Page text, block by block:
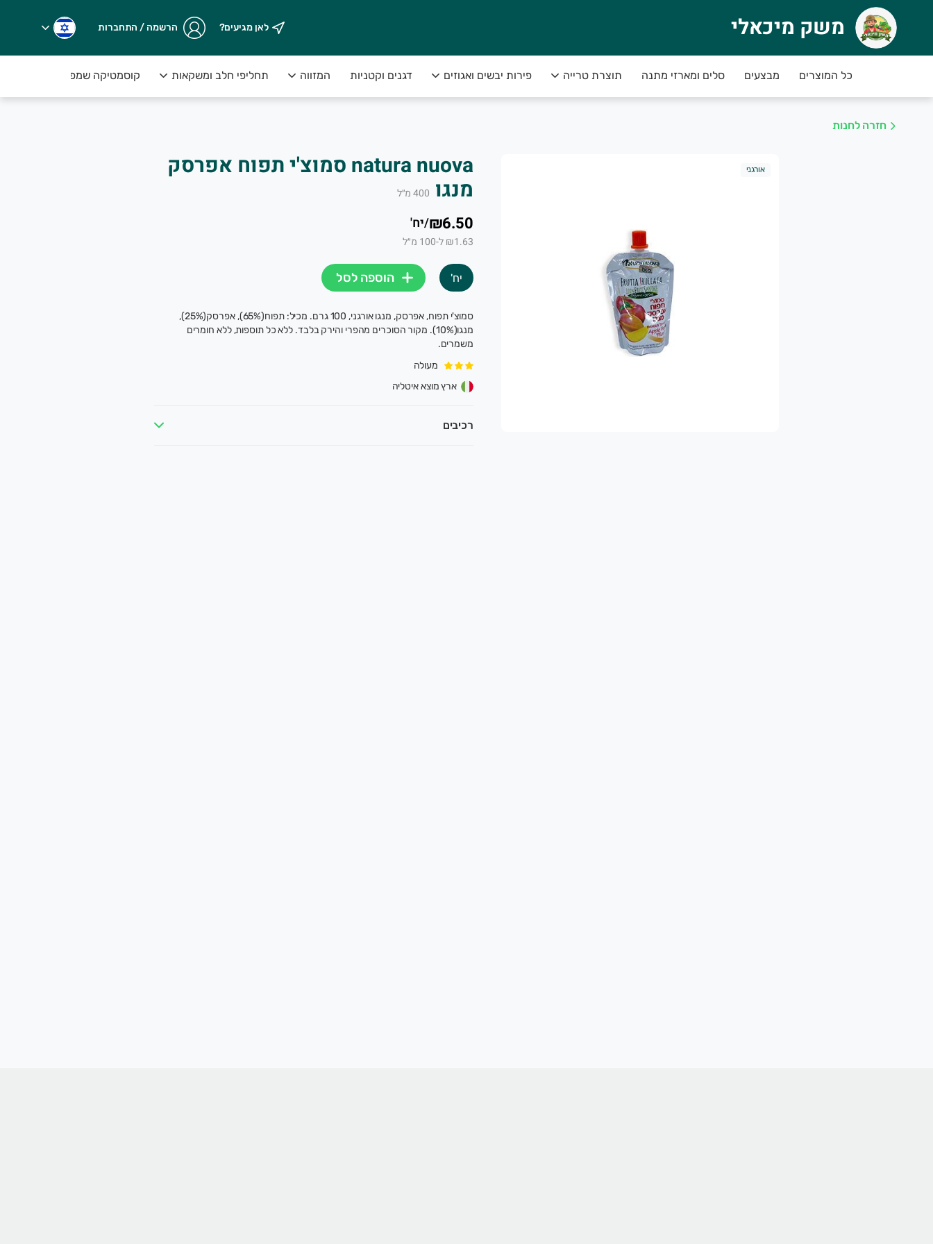
משק מיכאלי
משק מיכאלי - מהשדה עד הבית
ולדעת בלב שלם שקבלת תוצרת נקייה, טרייה שמטופלת הכי טוב שיש בשדה, עד הבית🏡. ובאחריות מלאה.
משק מיכאלי מזמין אותך להצטרף לתכנית המנויים, ללא התחייבות ועלות, ומבטיח ירקות ופירות טריים עד הבית ו-5% הנחה קבועים בכל משלוח. ללא כפל מבצעים. לעוד פרטים על המנוי>>
+ האריזה וההפצה של המשק ניתן באמצעות האורגני.
האורגני מטפח מעגל חקלאים וצרכנים במטרה לקדם חקלאות אוהבת אדמה ואדם, ומנגיש תוצרת טרייה, בריאה ונקייה, עד הבית.
משק מיכאלי לאן מגיעים? הרשמה / התחברות
כל המוצרים מבצעים סלים ומארזי מתנה תוצרת טרייה פירות יבשים ואגוזים דגנים וקטניות המזווה תחליפי חלב ומשקאות קוסמטיקה שמפו וסבונים
חזרה לחנות
אורגני natura nuova סמוצ'י תפוח אפרסק
מנגו 400 מ״ל
₪6.50
/יח'
₪1.63 ל-100 מ״ל
יח' הוספה לסל
סמוצ'י תפוח, אפרסק, מנגו אורגני, 100 גרם. מכיל: תפוח(65%), אפרסק(25%),
מנגו(10%). מקור הסוכרים מהפרי והירק בלבד. ללא כל תוספות, ללא חומרים
משמרים.
מעולה
ארץ מוצא איטליה
רכיבים